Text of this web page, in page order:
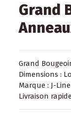
Grand
Grand
Dimensions :
Marque : J-Line
Livraison